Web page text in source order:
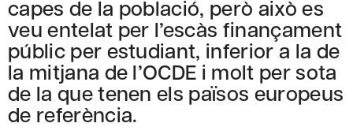
capes de la població, però això es
veu entelat per l’escàs finançament
públic per estudiant, inferior a la de
la mitjana de l’OCDE i molt per sota
de la que tenen els països europeus
de referència.